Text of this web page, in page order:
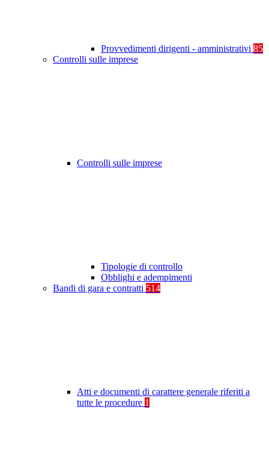
Provvedimenti dirigenti - amministrativi 85
Controlli sulle imprese
Controlli sulle imprese
Tipologie di controllo
Obblighi e adempimenti
Bandi di gara e contratti 514
Atti e documenti di carattere generale riferiti a
tutte le procedure 1